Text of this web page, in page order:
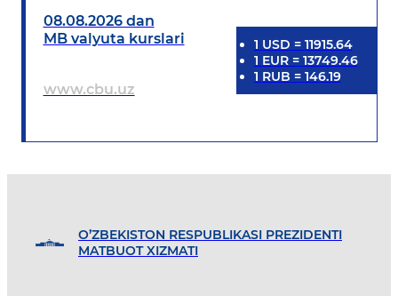
08.08.2026 dan
MB valyuta kurslari
www.cbu.uz
1 USD = 11915.64
1 EUR= 13749.46
1 RUB = 146.19
O’ZBEKISTON RESPUBLIKASI PREZIDENTI
MATBUOT XIZMATI